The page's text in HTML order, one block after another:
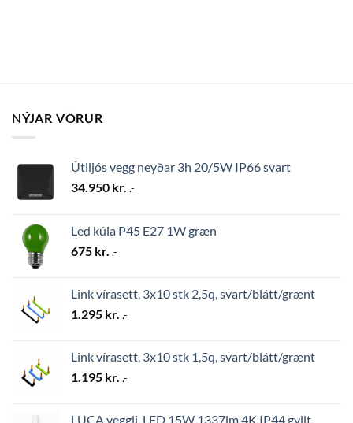
NÝJAR VÖRUR
Útiljós vegg neyðar 3h 20/5W IP66 svart
34.950 kr. .-
Led kúla P45 E27 1W græn
675 kr. .-
Link vírasett, 3x10 stk 2,5q, svart/blátt/grænt
1.295 kr. .-
Link vírasett, 3x10 stk 1,5q, svart/blátt/grænt
1.195 kr. .-
LUCA vegglj. LED 15W 1337lm 4K IP44 gyllt